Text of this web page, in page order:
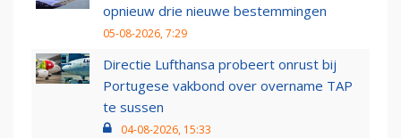
opnieuw drie nieuwe bestemmingen
05-08-2026, 7:29
Directie Lufthansa probeert onrust bij
Portugese vakbond over overname TAP
te sussen
04-08-2026, 15:33